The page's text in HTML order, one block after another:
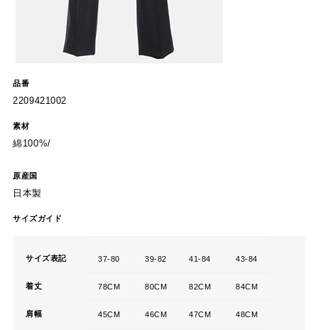
品番
2209421002
素材
綿100%/
原産国
日本製
サイズガイド
サイズ表記 37-80 39-82 41-84 43-84
着丈 78CM 80CM 82CM 84CM
肩幅 45CM 46CM 47CM 48CM